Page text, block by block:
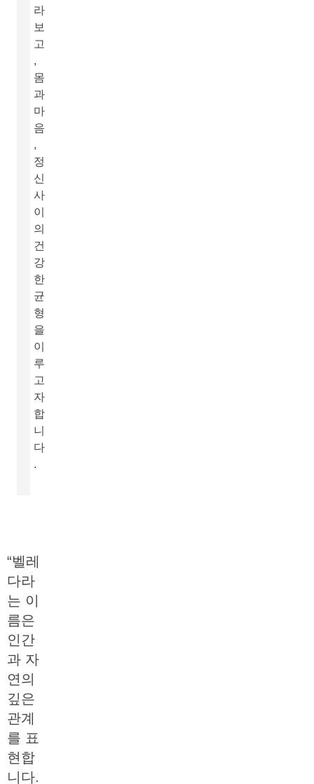
라
보
고
,
몸
과
마
음
,
정
신
사
이
의
건
강
한
균
형
을
이
루
고
자
합
니
다
.
“벨레
다라
는 이
름은
인간
과 자
연의
깊은
관계
를 표
현합
니다.